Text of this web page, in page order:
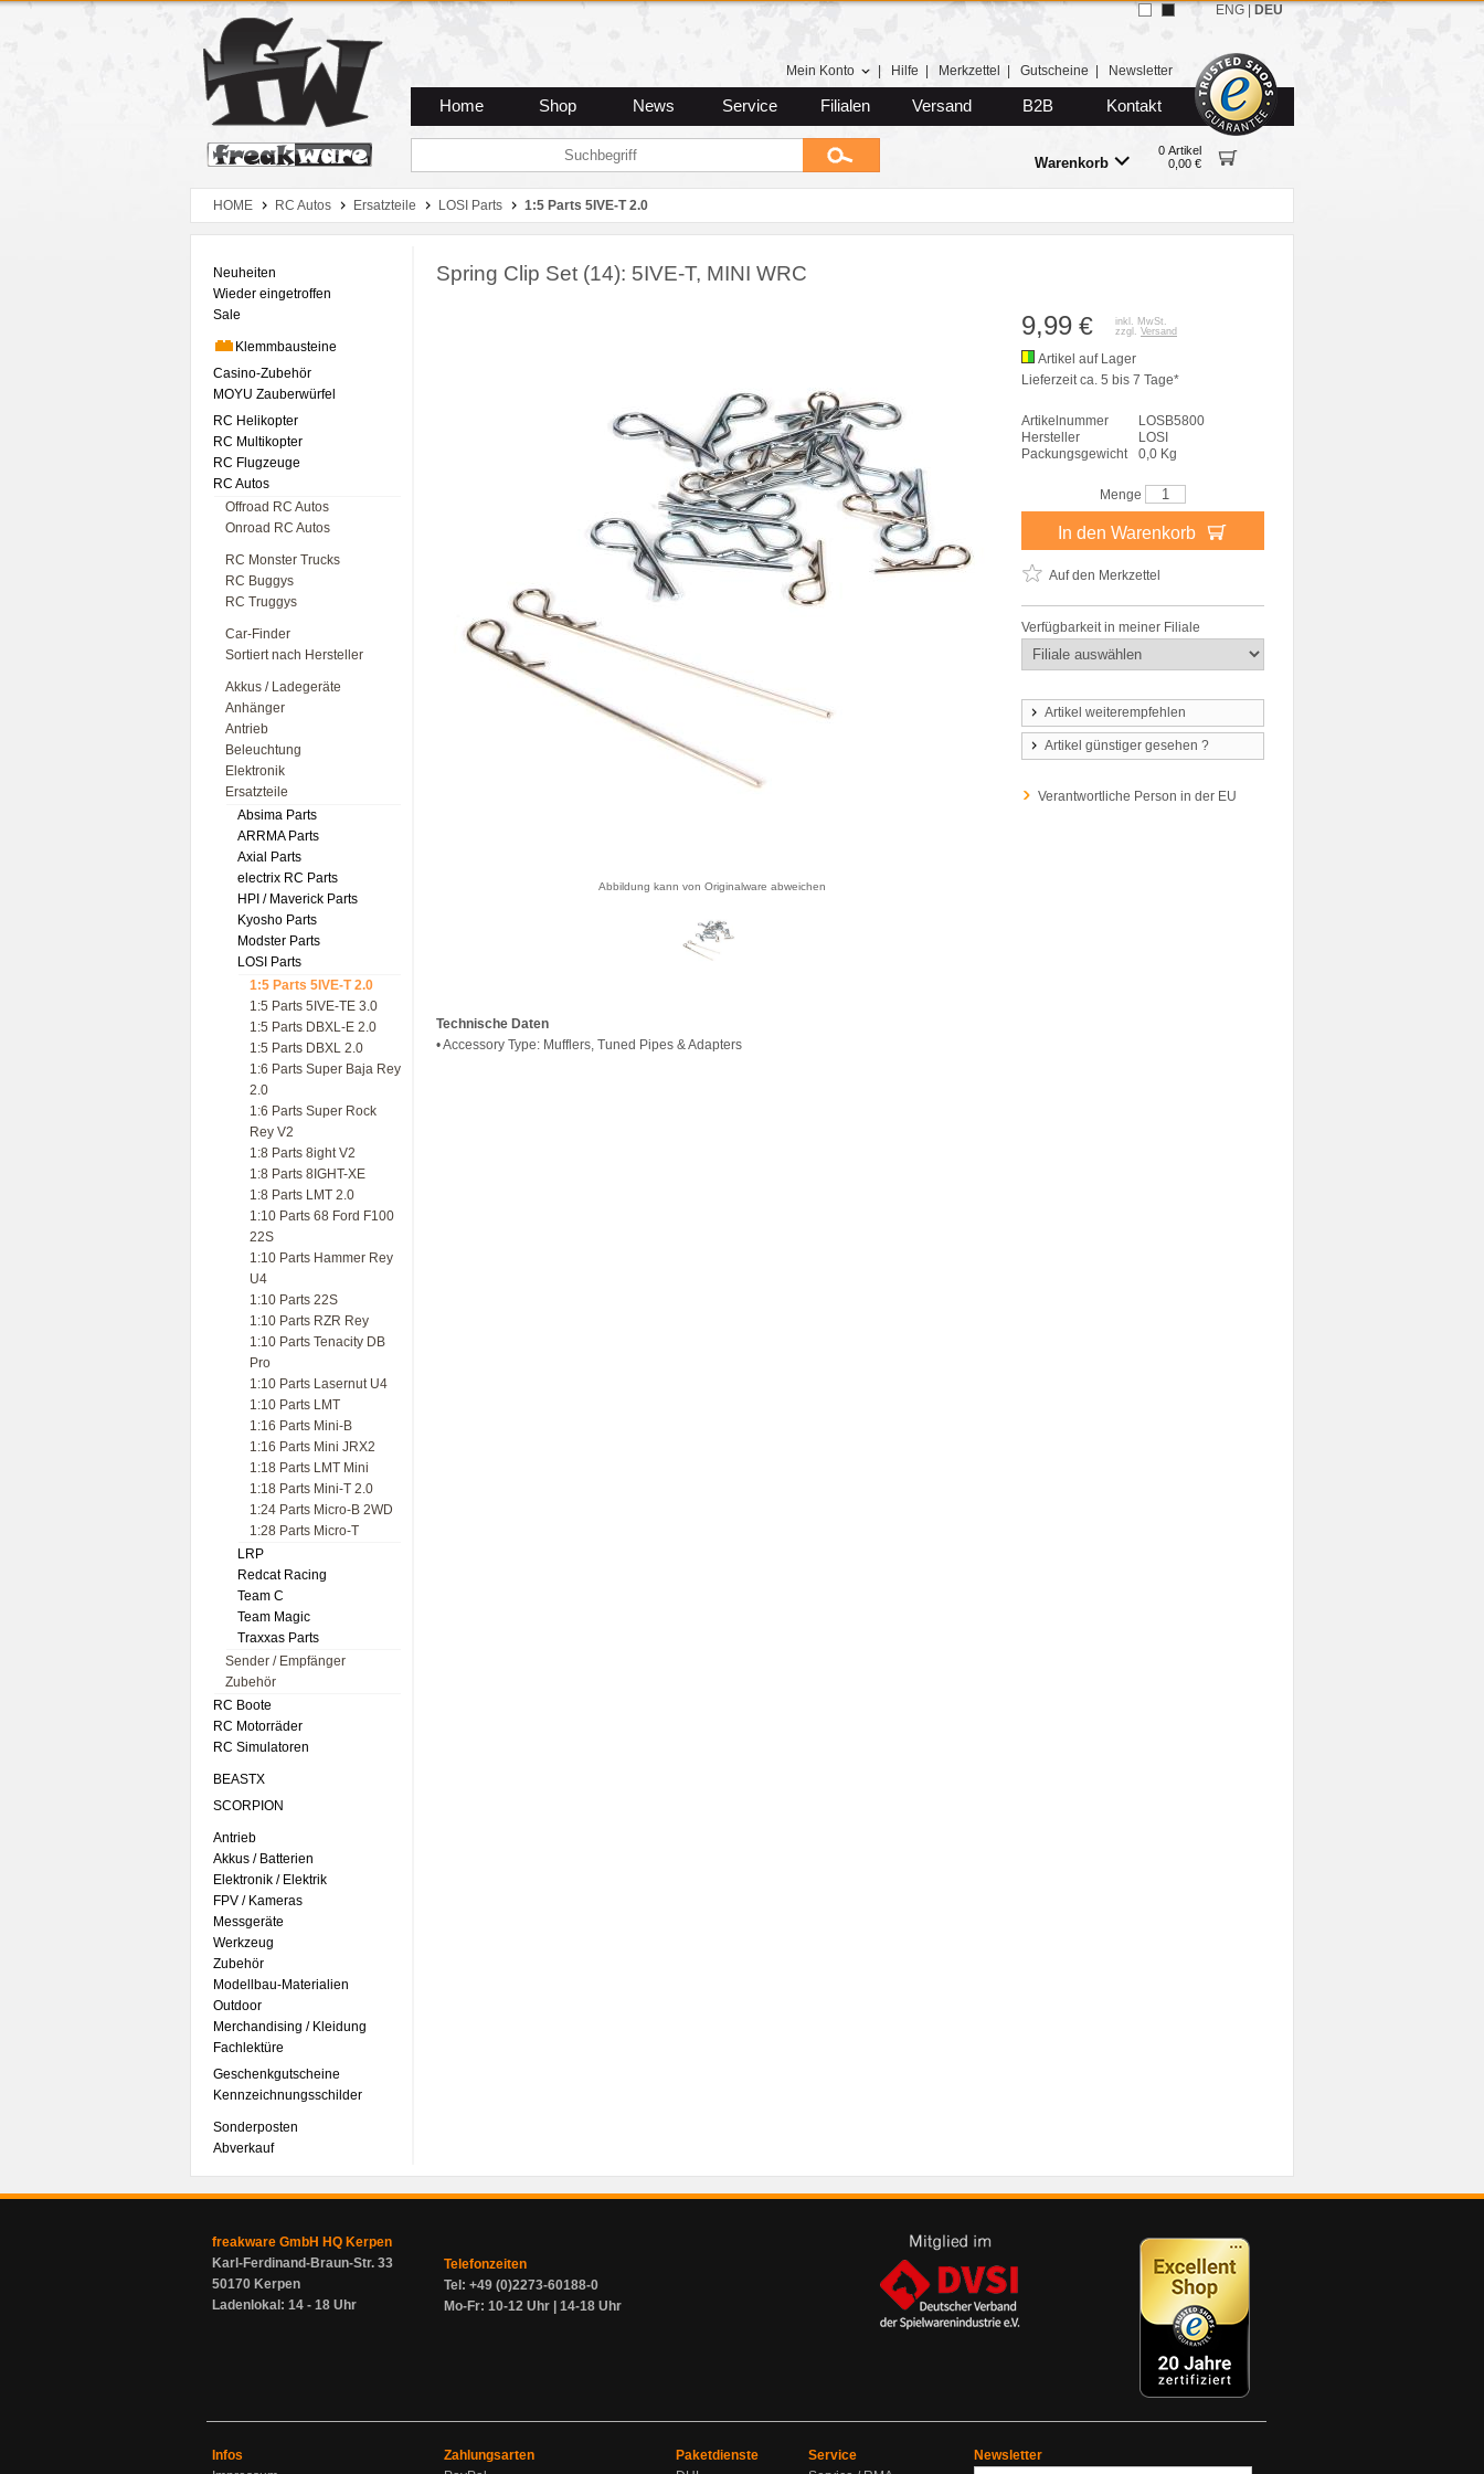
Zum Hauptmenue
Zum Seiteninhalt
Zum Warenkob
Mein Konto Hilfe Merkzettel Gutscheine Newsletter
Home Shop News Service Filialen Versand B2B Kontakt
Warenkorb
0 Artikel
0,00 €
ENG DEU
HOME RC Autos Ersatzteile LOSI Parts 1:5 Parts 5IVE-T 2.0
Neuheiten
Wieder eingetroffen
Sale
Klemmbausteine
Casino-Zubehör
MOYU Zauberwürfel
RC Helikopter
RC Multikopter
RC Flugzeuge
RC Autos
Offroad RC Autos
Onroad RC Autos
RC Monster Trucks
RC Buggys
RC Truggys
Car-Finder
Sortiert nach Hersteller
Akkus / Ladegeräte
Anhänger
Antrieb
Beleuchtung
Elektronik
Ersatzteile
Absima Parts
ARRMA Parts
Axial Parts
electrix RC Parts
HPI / Maverick Parts
Kyosho Parts
Modster Parts
LOSI Parts
1:5 Parts 5IVE-T 2.0
1:5 Parts 5IVE-TE 3.0
1:5 Parts DBXL-E 2.0
1:5 Parts DBXL 2.0
1:6 Parts Super Baja Rey
2.0
1:6 Parts Super Rock
Rey V2
1:8 Parts 8ight V2
1:8 Parts 8IGHT-XE
1:8 Parts LMT 2.0
1:10 Parts 68 Ford F100
22S
1:10 Parts Hammer Rey
U4
1:10 Parts 22S
1:10 Parts RZR Rey
1:10 Parts Tenacity DB
Pro
1:10 Parts Lasernut U4
1:10 Parts LMT
1:16 Parts Mini-B
1:16 Parts Mini JRX2
1:18 Parts LMT Mini
1:18 Parts Mini-T 2.0
1:24 Parts Micro-B 2WD
1:28 Parts Micro-T
LRP
Redcat Racing
Team C
Team Magic
Traxxas Parts
Sender / Empfänger
Zubehör
RC Boote
RC Motorräder
RC Simulatoren
BEASTX
SCORPION
Antrieb
Akkus / Batterien
Elektronik / Elektrik
FPV / Kameras
Messgeräte
Werkzeug
Zubehör
Modellbau-Materialien
Outdoor
Merchandising / Kleidung
Fachlektüre
Geschenkgutscheine
Kennzeichnungsschilder
Sonderposten
Abverkauf
Spring Clip Set (14): 5IVE-T, MINI WRC
Abbildung kann von Originalware abweichen
Technische Daten
• Accessory Type: Mufflers, Tuned Pipes & Adapters
9,99 €
inkl. MwSt.
zzgl. Versand
Artikel auf Lager
Lieferzeit ca. 5 bis 7 Tage*
Artikelnummer
LOSB5800
Hersteller
LOSI
Packungsgewicht
0,0 Kg
Menge
In den Warenkorb
Auf den Merkzettel
Verfügbarkeit in meiner Filiale
Artikel weiterempfehlen
Artikel günstiger gesehen ?
Verantwortliche Person in der EU
freakware GmbH HQ Kerpen
Karl-Ferdinand-Braun-Str. 33
50170 Kerpen
Ladenlokal: 14 - 18 Uhr
Telefonzeiten
Tel: +49 (0)2273-60188-0
Mo-Fr: 10-12 Uhr | 14-18 Uhr
Infos
Zahlungsarten
Paketdienste
Service
Newsletter